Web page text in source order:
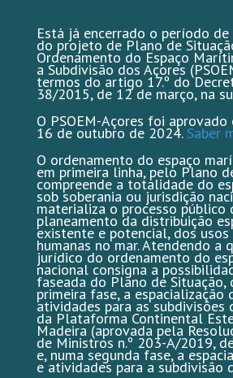
Está já encerrado o período
do projeto de Plano de
Ordenamento do Espaço
a Subdivisão dos Açores
termos do artigo 17.º do
38/2015, de 12 de março, na
O PSOEM-Açores foi
16 de outubro de 2024. Saber
O ordenamento do espaço
em primeira linha, pelo Plano
compreende a totalidade do
sob soberania ou jurisdição
materializa o processo público
planeamento da distribuição
existente e potencial, dos
humanas no mar. Atendendo a
jurídico do ordenamento do
nacional consigna a
faseada do Plano de Situação,
primeira fase, a espacialização
atividades para as subdivisões
da Plataforma Continental
Madeira (aprovada pela
de Ministros n.º 203-A/2019,
e, numa segunda fase, a
e atividades para a subdivisão